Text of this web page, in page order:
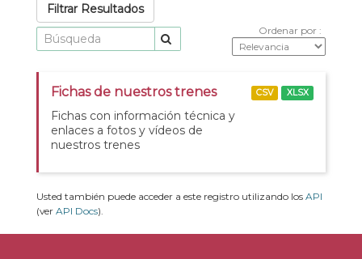
Filtrar Resultados
Ordenar por
Fichas de nuestros trenes
Fichas con información técnica y
enlaces a fotos y vídeos de
nuestros trenes
CSV XLSX
Usted también puede acceder a este registro utilizando los API
(ver API Docs).